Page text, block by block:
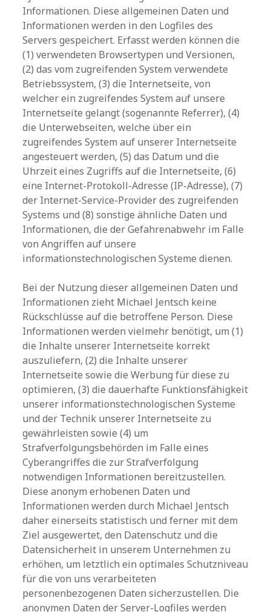
Informationen. Diese allgemeinen Daten und
Informationen werden in den Logfiles des
Servers gespeichert. Erfasst werden können die
(1) verwendeten Browsertypen und Versionen,
(2) das vom zugreifenden System verwendete
Betriebssystem, (3) die Internetseite, von
welcher ein zugreifendes System auf unsere
Internetseite gelangt (sogenannte Referrer), (4)
die Unterwebseiten, welche über ein
zugreifendes System auf unserer Internetseite
angesteuert werden, (5) das Datum und die
Uhrzeit eines Zugriffs auf die Internetseite, (6)
eine Internet-Protokoll-Adresse (IP-Adresse), (7)
der Internet-Service-Provider des zugreifenden
Systems und (8) sonstige ähnliche Daten und
Informationen, die der Gefahrenabwehr im Falle
von Angriffen auf unsere
informationstechnologischen Systeme dienen.
Bei der Nutzung dieser allgemeinen Daten und
Informationen zieht Michael Jentsch keine
Rückschlüsse auf die betroffene Person. Diese
Informationen werden vielmehr benötigt, um (1)
die Inhalte unserer Internetseite korrekt
auszuliefern, (2) die Inhalte unserer
Internetseite sowie die Werbung für diese zu
optimieren, (3) die dauerhafte Funktionsfähigkeit
unserer informationstechnologischen Systeme
und der Technik unserer Internetseite zu
gewährleisten sowie (4) um
Strafverfolgungsbehörden im Falle eines
Cyberangriffes die zur Strafverfolgung
notwendigen Informationen bereitzustellen.
Diese anonym erhobenen Daten und
Informationen werden durch Michael Jentsch
daher einerseits statistisch und ferner mit dem
Ziel ausgewertet, den Datenschutz und die
Datensicherheit in unserem Unternehmen zu
erhöhen, um letztlich ein optimales Schutzniveau
für die von uns verarbeiteten
personenbezogenen Daten sicherzustellen. Die
anonymen Daten der Server-Logfiles werden